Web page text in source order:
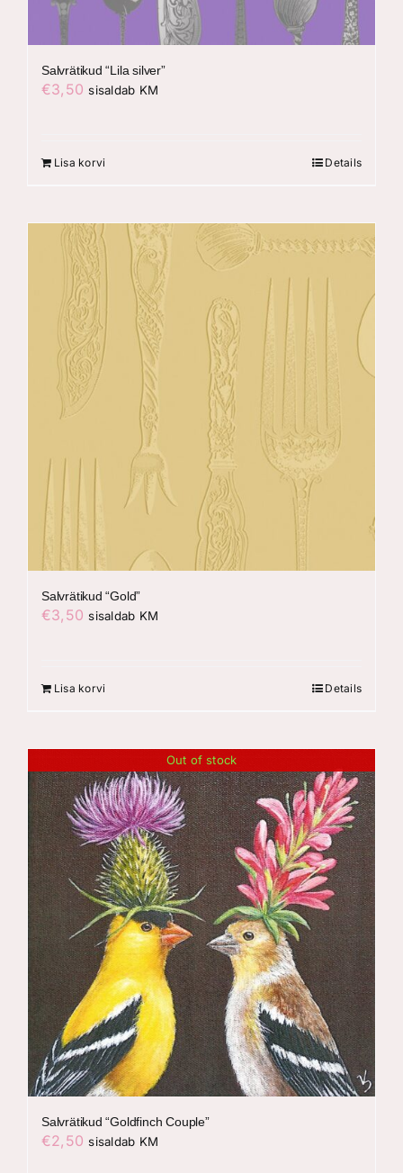
Salvrätikud “Lila silver”
€3,50 sisaldab KM
Lisa korvi Details
Salvrätikud “Gold”
€3,50 sisaldab KM
Lisa korvi Details
Out of stock
Salvrätikud “Goldfinch Couple”
€2,50 sisaldab KM